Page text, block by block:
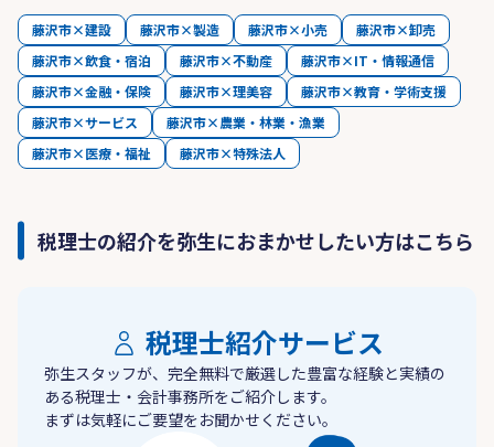
藤沢市×建設 藤沢市×製造 藤沢市×小売
藤沢市×卸売
藤沢市×飲食・宿泊
藤沢市×不動産
藤沢市×IT・情報通信
藤沢市×金融・保険
藤沢市×理美容
藤沢市×教育・学術支援
藤沢市×サービス
藤沢市×農業・林業・漁業
藤沢市×医療・福祉
藤沢市×特殊法人
税理士の紹介を弥生におまかせしたい方はこちら
税理士紹介サービス
弥生スタッフが、完全無料で厳選した豊富な経験と実績の
ある税理士・会計事務所をご紹介します。
まずは気軽にご要望をお聞かせください。